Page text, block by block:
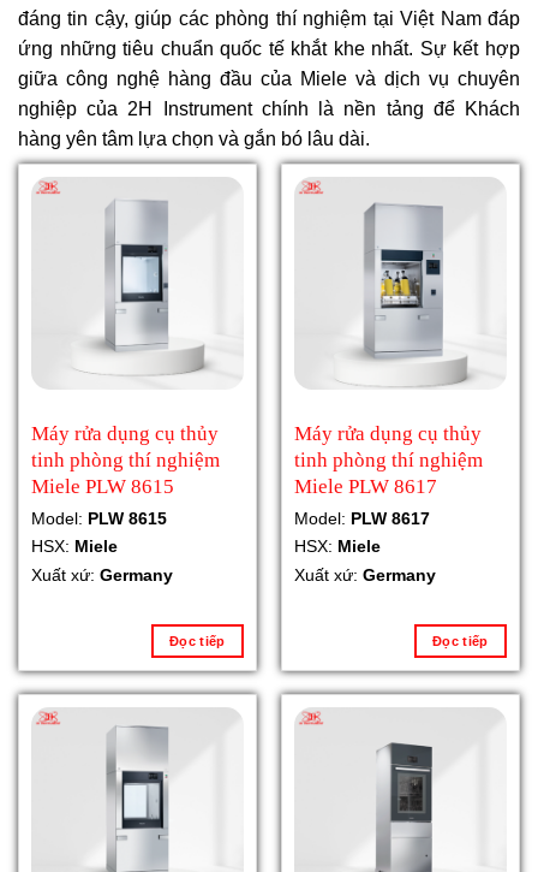
đáng tin cậy, giúp các phòng thí nghiệm tại Việt Nam đáp
ứng những tiêu chuẩn quốc tế khắt khe nhất. Sự kết hợp
giữa công nghệ hàng đầu của Miele và dịch vụ chuyên
nghiệp của 2H Instrument chính là nền tảng để Khách
hàng yên tâm lựa chọn và gắn bó lâu dài.
Máy rửa dụng cụ thủy
tinh phòng thí nghiệm
Miele PLW 8615
Model: PLW 8615
HSX: Miele
Xuất xứ: Germany
Đọc tiếp
Máy rửa dụng cụ thủy
tinh phòng thí nghiệm
Miele PLW 8617
Model: PLW 8617
HSX: Miele
Xuất xứ: Germany
Đọc tiếp